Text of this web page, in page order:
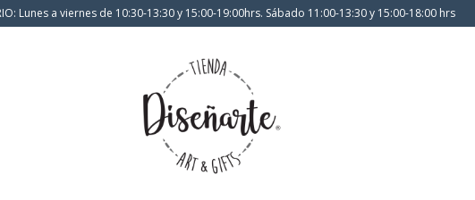
Lunes a viernes de 10:30-13:30 y 15:00-19:00hrs. Sábado 11:00-13:30 y 15:00-18:00 hrs